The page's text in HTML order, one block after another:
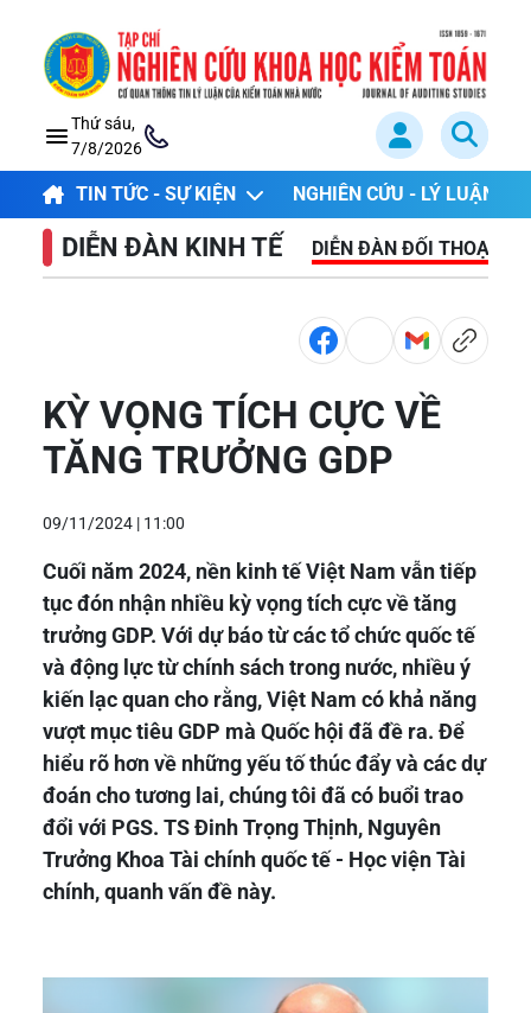
Thứ sáu,
7/8/2026
TIN TỨC - SỰ KIỆN NGHIÊN CỨU - LÝ LUẬN
DIỄN ĐÀN KINH TẾ DIỄN ĐÀN ĐỐI THOẠI
KỲ VỌNG TÍCH CỰC VỀ
TĂNG TRƯỞNG GDP
09/11/2024 | 11:00
Cuối năm 2024, nền kinh tế Việt Nam vẫn tiếp
tục đón nhận nhiều kỳ vọng tích cực về tăng
trưởng GDP. Với dự báo từ các tổ chức quốc tế
và động lực từ chính sách trong nước, nhiều ý
kiến lạc quan cho rằng, Việt Nam có khả năng
vượt mục tiêu GDP mà Quốc hội đã đề ra. Để
hiểu rõ hơn về những yếu tố thúc đẩy và các dự
đoán cho tương lai, chúng tôi đã có buổi trao
đổi với PGS. TS Đinh Trọng Thịnh, Nguyên
Trưởng Khoa Tài chính quốc tế - Học viện Tài
chính, quanh vấn đề này.